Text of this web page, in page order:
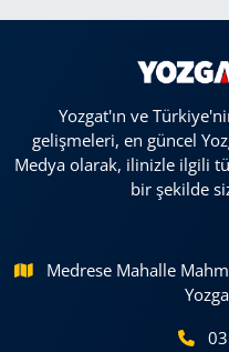
Yozgat'ın ve
gelişmeleri, en güncel
Medya olarak, ilinizle ilgili
bir şekilde
Medrese Mahalle